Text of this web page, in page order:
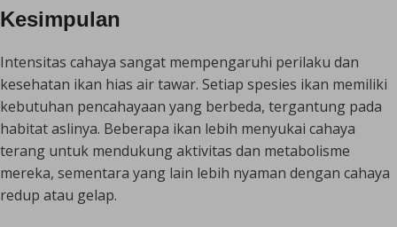
Kesimpulan
Intensitas cahaya sangat mempengaruhi perilaku dan
kesehatan ikan hias air tawar. Setiap spesies ikan memiliki
kebutuhan pencahayaan yang berbeda, tergantung pada
habitat aslinya. Beberapa ikan lebih menyukai cahaya
terang untuk mendukung aktivitas dan metabolisme
mereka, sementara yang lain lebih nyaman dengan cahaya
redup atau gelap.